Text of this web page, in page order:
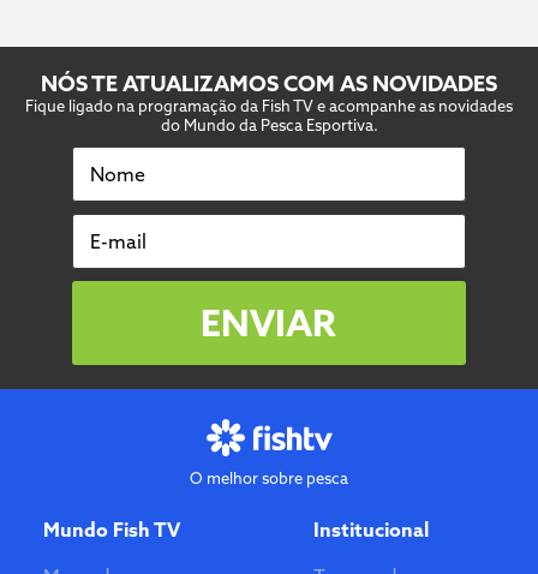
NÓS TE ATUALIZAMOS COM AS NOVIDADES
Fique ligado na programação da Fish TV e acompanhe as novidades
do Mundo da Pesca Esportiva.
Nome
E-mail
ENVIAR
O melhor sobre pesca
Mundo Fish TV
Institucional